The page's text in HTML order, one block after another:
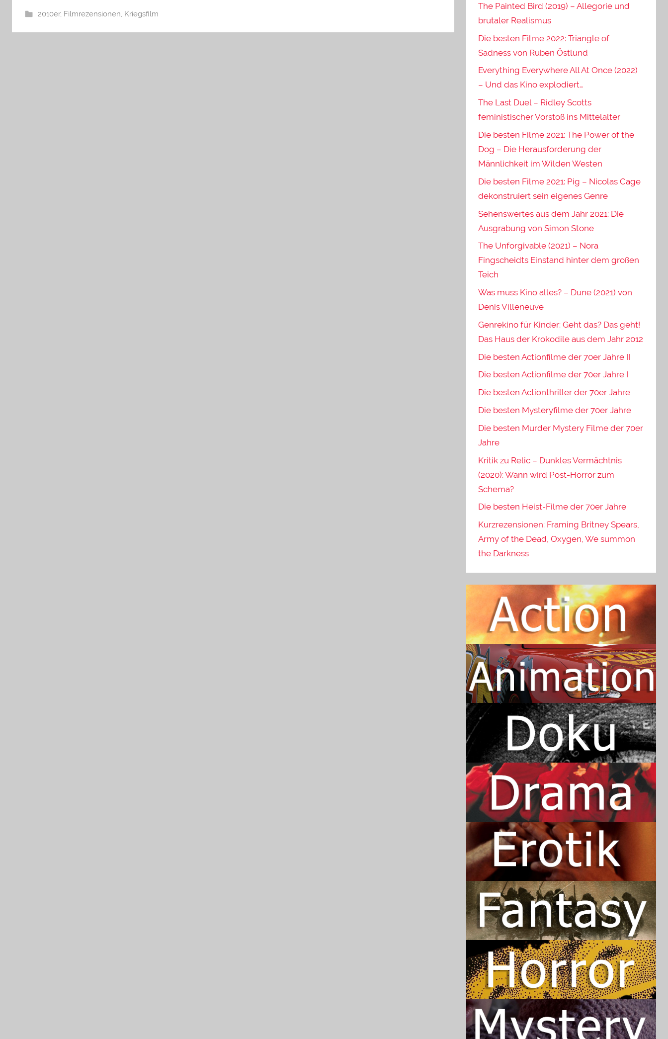
2010er, Filmrezensionen, Kriegsfilm
The Painted Bird (2019) – Allegorie und
brutaler Realismus
Die besten Filme 2022: Triangle of
Sadness von Ruben Östlund
Everything Everywhere All At Once (2022)
– Und das Kino explodiert…
The Last Duel – Ridley Scotts
feministischer Vorstoß ins Mittelalter
Die besten Filme 2021: The Power of the
Dog – Die Herausforderung der
Männlichkeit im Wilden Westen
Die besten Filme 2021: Pig – Nicolas Cage
dekonstruiert sein eigenes Genre
Sehenswertes aus dem Jahr 2021: Die
Ausgrabung von Simon Stone
The Unforgivable (2021) – Nora
Fingscheidts Einstand hinter dem großen
Teich
Was muss Kino alles? – Dune (2021) von
Denis Villeneuve
Genrekino für Kinder: Geht das? Das geht!
Das Haus der Krokodile aus dem Jahr 2012
Die besten Actionfilme der 70er Jahre II
Die besten Actionfilme der 70er Jahre I
Die besten Actionthriller der 70er Jahre
Die besten Mysteryfilme der 70er Jahre
Die besten Murder Mystery Filme der 70er
Jahre
Kritik zu Relic – Dunkles Vermächtnis
(2020): Wann wird Post-Horror zum
Schema?
Die besten Heist-Filme der 70er Jahre
Kurzrezensionen: Framing Britney Spears,
Army of the Dead, Oxygen, We summon
the Darkness